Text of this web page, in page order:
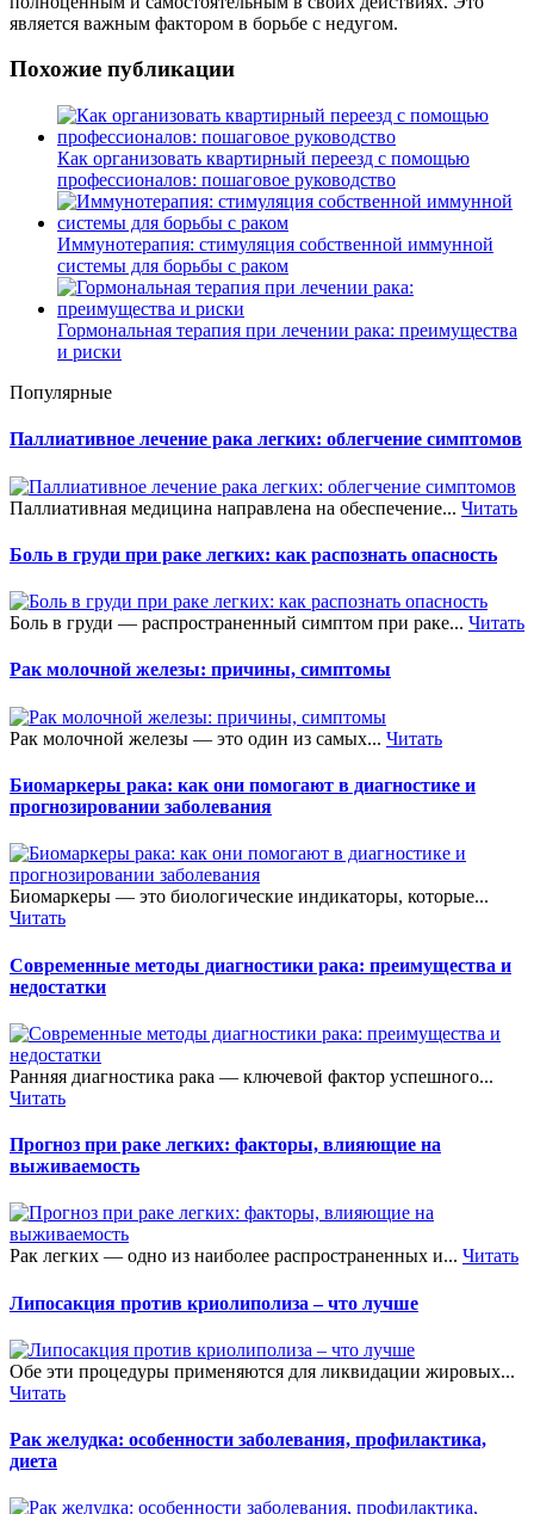
является важным фактором в борьбе с недугом.
Похожие публикации
Как организовать квартирный переезд с помощью
профессионалов: пошаговое руководство
Иммунотерапия: стимуляция собственной иммунной
системы для борьбы с раком
Гормональная терапия при лечении рака: преимущества
и риски
Популярные
Паллиативное лечение рака легких: облегчение симптомов
Паллиативная медицина направлена на обеспечение... Читать
Боль в груди при раке легких: как распознать опасность
Боль в груди — распространенный симптом при раке... Читать
Рак молочной железы: причины, симптомы
Рак молочной железы — это один из самых... Читать
Биомаркеры рака: как они помогают в диагностике и
прогнозировании заболевания
Биомаркеры — это биологические индикаторы, которые...
Читать
Современные методы диагностики рака: преимущества и
недостатки
Ранняя диагностика рака — ключевой фактор успешного...
Читать
Прогноз при раке легких: факторы, влияющие на
выживаемость
Рак легких — одно из наиболее распространенных и... Читать
Липосакция против криолиполиза – что лучше
Обе эти процедуры применяются для ликвидации жировых...
Читать
Рак желудка: особенности заболевания, профилактика,
диета